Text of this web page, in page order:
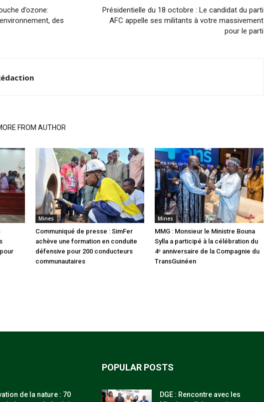
d’ozone:
des
Présidentielle du 18 octobre : Le candidat du parti
AFC appelle ses militants à votre massivement
pour le parti
FROM AUTHOR
Mines
Communiqué de presse : SimFer
achève une formation en conduite
défensive pour 200 conducteurs
communautaires
Mines
MMG : Monsieur le Ministre Bouna
Sylla a participé à la célébration du
4ᵉ anniversaire de la Compagnie du
TransGuinéen
de la nature : 70
POPULAR POSTS
DGE : Rencontre avec les